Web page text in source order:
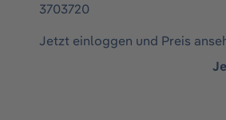
3703720
Jetzt einloggen und Preis